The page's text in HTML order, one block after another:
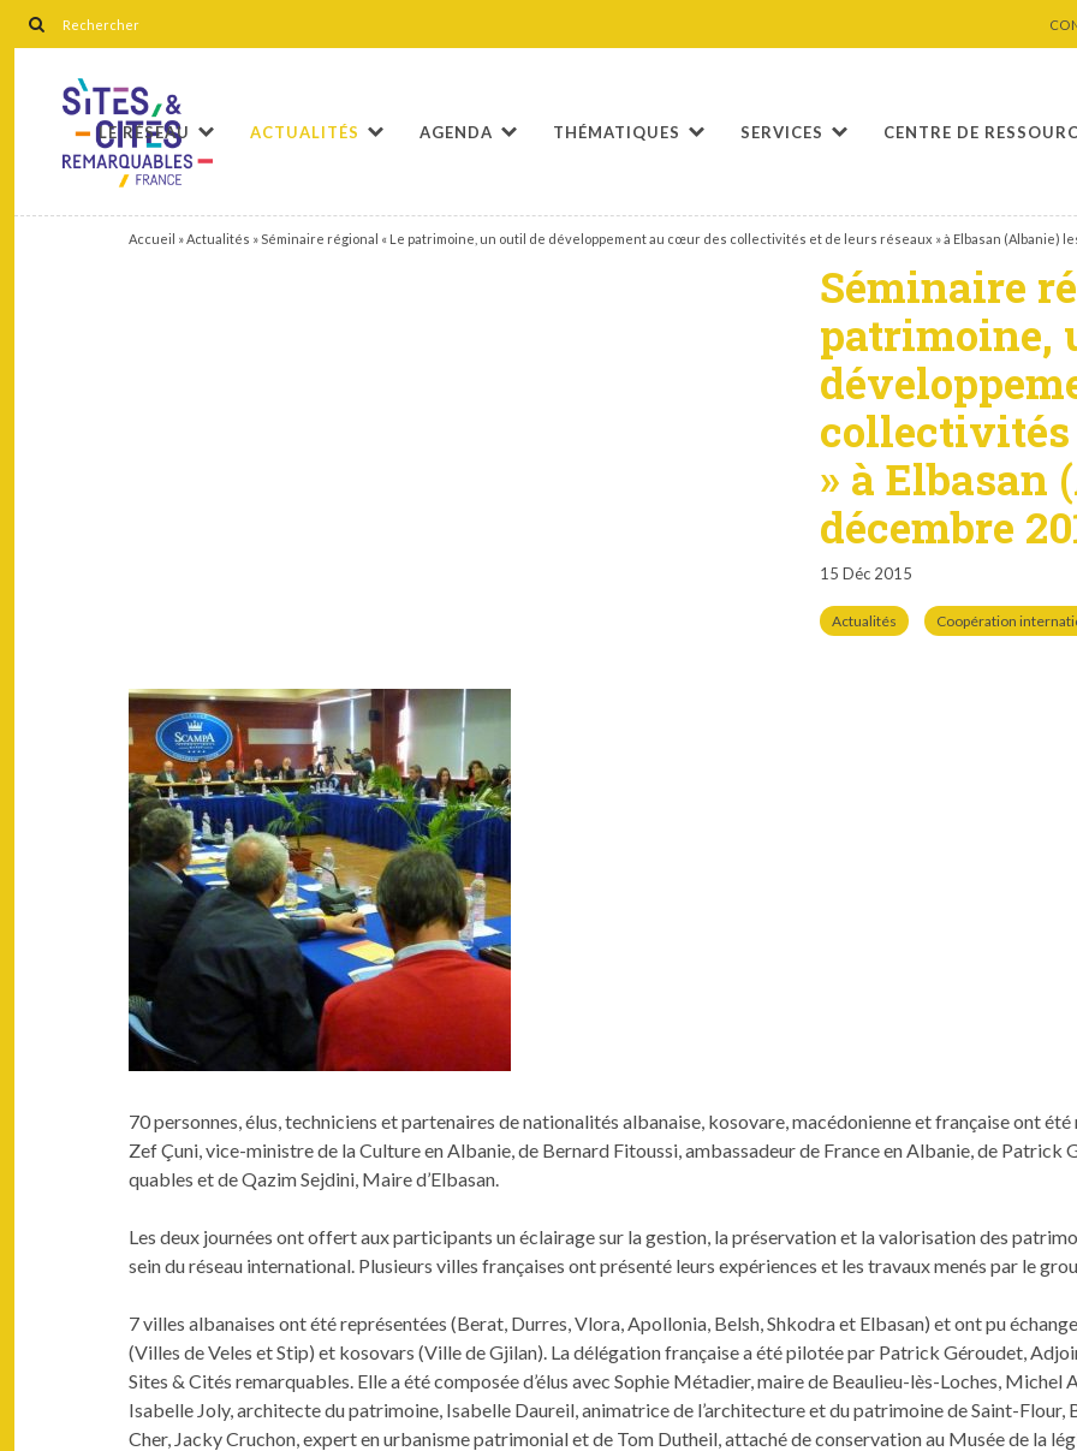
LE RÉSEAU ACTUALITÉS AGENDA THÉMATIQUES SERVICES CENTRE DE
Accueil »Actualités » Séminaire régional « Le patrimoine, un outil de développement au cœur des collectivités et de leurs réseaux » à Elbasan (Albanie)
Séminaire
patrimoine,
collectivités
» à Elbasan
décembre
15 Déc 2015
Actualités Coopération
70 per­son­nes, élus, tech­ni­ciens et parte­naires de nation­al­ités albanaise, koso­vare, macé­doni­enne et française ont
Zef Çuni, vice-min­istre de la Cul­ture en Alban­ie, de Bernard Fitous­si, ambas­sadeur de France en Alban­ie, de
quables et de Qaz­im Sej­di­ni, Maire d’Elbasan.
Les deux journées ont offert aux par­tic­i­pants un éclairage sur la ges­tion, la préser­va­tion et la val­ori­sa­tion des
sein du réseau inter­na­tion­al. Plusieurs villes français­es ont présen­té leurs expéri­ences et les travaux menés par le
7 villes albanais­es ont été représen­tées (Berat, Dur­res, Vlo­ra, Apol­lo­nia, Belsh, Shko­dra et Elbasan) et ont pu
(Villes de Veles et Stip) et koso­vars (Ville de Gji­lan). La délé­ga­tion française a été pilotée par Patrick Géroudet,
Sites & Cités remar­quables. Elle a été com­posée d’élus avec Sophie Métadier, maire de Beaulieu-lès-Loches, Michel
Isabelle Joly, archi­tecte du pat­ri­moine, Isabelle Dau­reil, ani­ma­trice de l’architecture et du pat­ri­moine de Saint-
Cher, Jacky Cru­chon, expert en urban­isme pat­ri­mo­ni­al et de Tom Dutheil, attaché de con­ser­va­tion au Musée de la